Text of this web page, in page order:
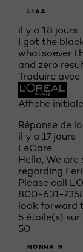
LIAA
il y a 18 jours
I got the
whatsoever I
and zero
Traduire
Affiché
Réponse de
il y a 17 jours
LeCare
Hello, We
regarding
Please call
800-631-
look forward
5 étoile(s) sur
50
NONNA N